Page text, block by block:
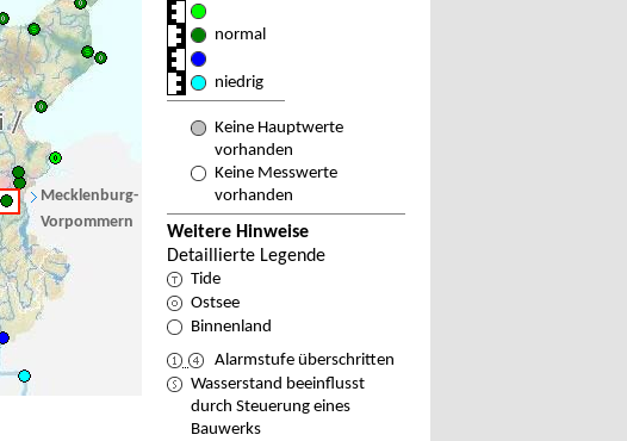
Mecklenburg-
Vorpommern
normal
niedrig
Keine Hauptwerte
vorhanden
Keine Messwerte
vorhanden
Weitere Hinweise
Detaillierte Legende
Tide
Ostsee
Binnenland
Alarmstufe überschritten
Wasserstand beeinflusst
durch Steuerung eines
Bauwerks